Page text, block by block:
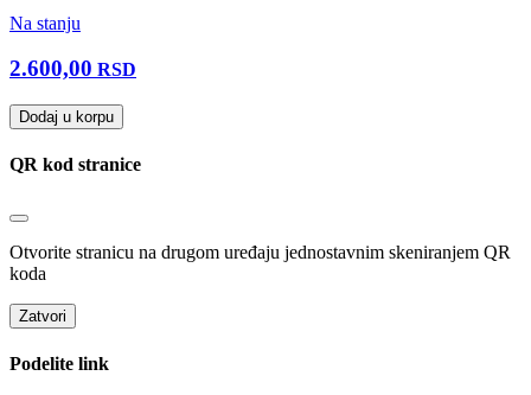
Na stanju
2.600,00 RSD
Dodaj u korpu
QR kod stranice
Otvorite stranicu na drugom uređaju jednostavnim skeniranjem QR
koda
Zatvori
Podelite link